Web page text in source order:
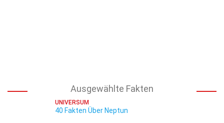
Ausgewählte Fakten
UNIVERSUM
40 Fakten Über Neptun